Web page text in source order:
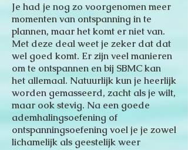
Je had je nog zo voorgenomen meer
momenten van ontspanning in te
plannen, maar het komt er niet van.
Met deze deal weet je zeker dat dat
wel goed komt. Er zijn veel manieren
om te ontspannen en bij SBMC kan
het allemaal. Natuurlijk kun je heerlijk
worden gemasseerd, zacht als je wilt,
maar ook stevig. Na een goede
ademhalingsoefening of
ontspanningsoefening voel je je zowel
lichamelijk als geestelijk weer